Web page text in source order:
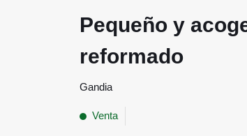
Pequeño y
reformado
Gandia
Venta